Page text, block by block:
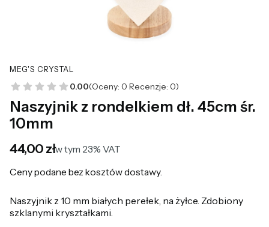
MEG'S CRYSTAL
0.00(Oceny: 0 Recenzje: 0)
Naszyjnik z rondelkiem dł. 45cm śr.
10mm
Cena
44,00 złw tym 23% VAT
w tym 23% VAT
Ceny podane bez kosztów dostawy.
Naszyjnik z 10 mm białych perełek, na żyłce. Zdobiony
szklanymi kryształkami.